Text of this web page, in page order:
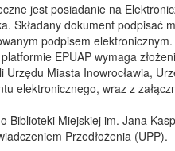
jest posiadanie na
Składany dokument
podpisem
EPUAP wymaga
Urzędu Miasta Inowrocławia,
elektronicznego, wraz z
Biblioteki Miejskiej im. Jana
Przedłożenia (UPP).